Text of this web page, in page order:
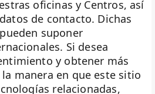
oficinas y Centros, así
de contacto. Dichas
suponer
Si desea
y obtener más
manera en que este sitio
relacionadas,
Biobanco
Docencia
Eventos